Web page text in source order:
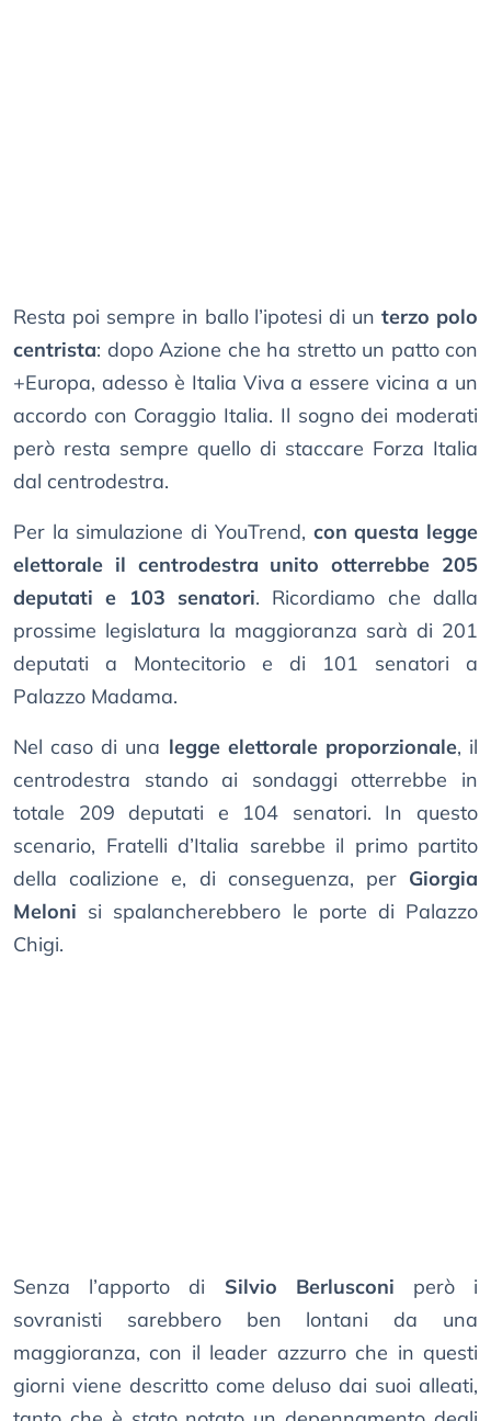
Resta poi sempre in ballo l’ipotesi di unterzo polo
centrista: dopo Azione che ha stretto un patto con
+Europa, adesso è Italia Viva a essere vicina a un
accordo con Coraggio Italia. Il sogno dei moderati
però resta sempre quello di staccare Forza Italia
dal centrodestra.
Per la simulazione di YouTrend, con questa legge
elettorale il centrodestra unito otterrebbe 205
deputati e 103 senatori. Ricordiamo che dalla
prossime legislatura la maggioranza sarà di 201
deputati a Montecitorio e di 101 senatori a
Palazzo Madama.
Nel caso di una legge elettorale proporzionale, il
centrodestra stando ai sondaggi otterrebbe in
totale 209 deputati e 104 senatori. In questo
scenario, Fratelli d’Italia sarebbe il primo partito
della coalizione e, di conseguenza, per Giorgia
Meloni si spalancherebbero le porte di Palazzo
Chigi.
Senza l’apporto di Silvio Berlusconi però i
sovranisti sarebbero ben lontani da una
maggioranza, con il leader azzurro che in questi
giorni viene descritto come deluso dai suoi alleati,